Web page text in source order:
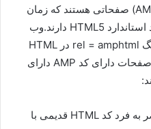
صفحات بهینه شده برای موبایل (AMP) صفحاتی هستند که زمان
بارگذاری سریع تری نسبت به اسناد استاندارد HTML5 دارند.وب
سایت ها می توانند با پیاده سازی تگ rel = amphtml در HTML
خود ، صفحات AMP را ارائه دهند. صفحات دارای کد AMP دارای
: نشانه گذاری خالی و منحصر به فرد کد HTML قدیمی با